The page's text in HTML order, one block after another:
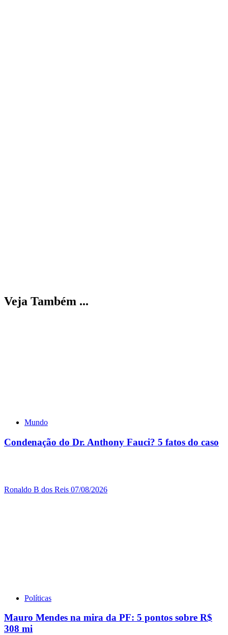
Veja Também ...
Mundo
Condenação do Dr. Anthony Fauci? 5 fatos do caso
Ronaldo B dos Reis 07/08/2026
Políticas
Mauro Mendes na mira da PF: 5 pontos sobre R$
308 mi